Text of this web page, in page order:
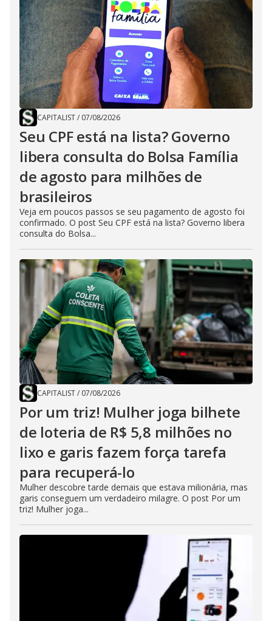
CAPITALIST/ 07/08/2026
Seu CPF está na lista? Governo
libera consulta do Bolsa Família
de agosto para milhões de
brasileiros
Veja em poucos passos se seu pagamento de agosto foi
confirmado. O post Seu CPF está na lista? Governo libera
consulta do Bolsa...
CAPITALIST/ 07/08/2026
Por um triz! Mulher joga bilhete
de loteria de R$ 5,8 milhões no
lixo e garis fazem força tarefa
para recuperá-lo
Mulher descobre tarde demais que estava milionária, mas
garis conseguem um verdadeiro milagre. O post Por um
triz! Mulher joga...